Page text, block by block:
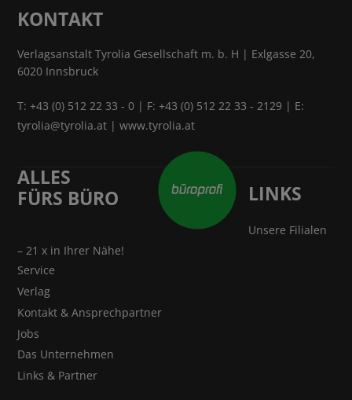
KONTAKT
Verlagsanstalt Tyrolia Gesellschaft m. b. H | Exlgasse 20,
6020 Innsbruck
T:+43 (0) 512 22 33 - 0 | F: +43 (0) 512 22 33 - 2129 | E:
tyrolia@tyrolia.at |www.tyrolia.at
ALLES
FÜRS BÜRO
LINKS
Unsere Filialen
– 21 x in Ihrer Nähe!
Service
Verlag
Kontakt & Ansprechpartner
Jobs
Das Unternehmen
Links & Partner